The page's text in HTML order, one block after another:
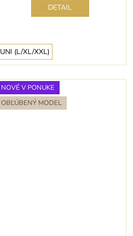
DETAIL
UNI (L/XL/XXL)
NOVÉ V PONUKE
OBĽÚBENÝ MODEL